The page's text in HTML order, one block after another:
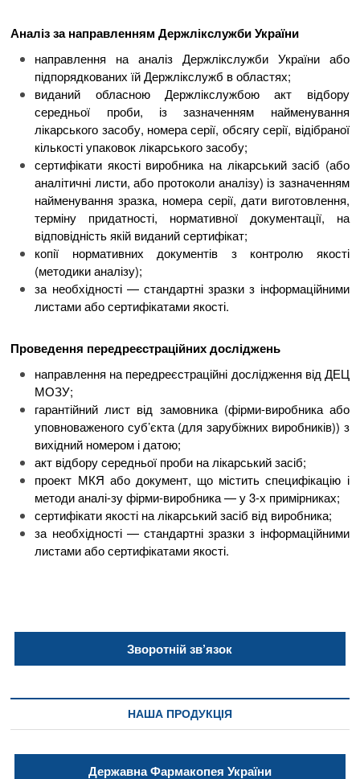
Аналіз за направленням Держлікслужби України
направлення на аналіз Держлікслужби України або
підпорядкованих їй Держлікслужб в областях;
виданий обласною Держлікслужбою акт відбору
середньої проби, із зазначенням найменування
лікарського засобу, номера серії, обсягу серії, відібраної
кількості упаковок лікарського засобу;
сертифікати якості виробника на лікарський засіб (або
аналітичні листи, або протоколи аналізу) із зазначенням
найменування зразка, номера серії, дати виготовлення,
терміну придатності, нормативної документації, на
відповідність якій виданий сертифікат;
копії нормативних документів з контролю якості
(методики аналізу);
за необхідності — стандартні зразки з інформаційними
листами або сертифікатами якості.
Проведення передреєстраційних досліджень
направлення на передреєстраційні дослідження від ДЕЦ
МОЗУ;
гарантійний лист від замовника (фірми-виробника або
уповноваженого суб’єкта (для зарубіжних виробників)) з
вихідний номером і датою;
акт відбору середньої проби на лікарський засіб;
проект МКЯ або документ, що містить специфікацію і
методи аналі-зу фірми-виробника — у 3-х примірниках;
сертифікати якості на лікарський засіб від виробника;
за необхідності — стандартні зразки з інформаційними
листами або сертифікатами якості.
Зворотній зв’язок
НАША ПРОДУКЦІЯ
Державна Фармакопея України